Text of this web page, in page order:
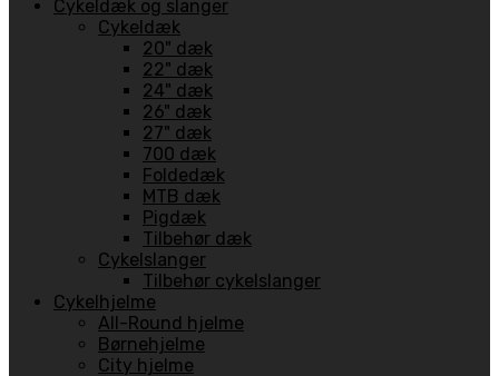
Cykeldæk og slanger
Cykeldæk
20" dæk
22" dæk
24" dæk
26" dæk
27" dæk
700 dæk
Foldedæk
MTB dæk
Pigdæk
Tilbehør dæk
Cykelslanger
Tilbehør cykelslanger
Cykelhjelme
All-Round hjelme
Børnehjelme
City hjelme